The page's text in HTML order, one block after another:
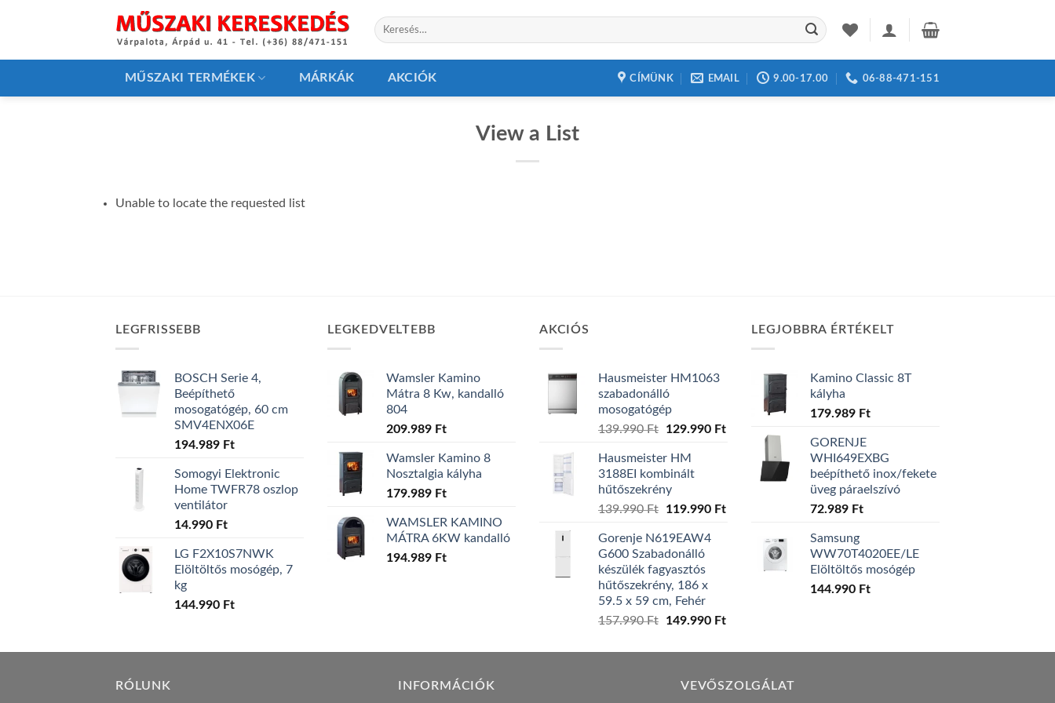
Keresés
a
MŰSZAKI TERMÉKEK MÁRKÁK AKCIÓK CÍMÜNK EMAIL 9.00-17.00 06-88-471-151
View a List
Unable to locate the requested list
LEGFRISSEBB
BOSCH Serie 4,
Beépíthető
mosogatógép, 60 cm
SMV4ENX06E
194.989 Ft
Somogyi Elektronic
Home TWFR78 oszlop
ventilátor
14.990 Ft
LG F2X10S7NWK
Elöltöltős mosógép, 7
kg
144.990 Ft
LEGKEDVELTEBB
Wamsler Kamino
Mátra 8 Kw, kandalló
804
209.989 Ft
Wamsler Kamino 8
Nosztalgia kályha
179.989 Ft
WAMSLER KAMINO
MÁTRA 6KW kandalló
194.989 Ft
AKCIÓS
Hausmeister HM1063
szabadonálló
mosogatógép
139.990Ft
Original
was:
139.990 Ft.
129.990 FtCurrent
129.990 Ft.
Hausmeister HM
3188EI kombinált
hűtőszekrény
139.990Ft
Original
was:
139.990 Ft.
119.990 FtCurrent
119.990 Ft.
Gorenje N619EAW4
G600 Szabadonálló
készülék fagyasztós
hűtőszekrény, 186 x
59.5 x 59 cm, Fehér
157.990Ft
Original
was:
149.990 FtCurrent
is:
LEGJOBBRA ÉRTÉKELT
Kamino Classic 8T
kályha
179.989 Ft
GORENJE
WHI649EXBG
beépíthető inox/fekete
üveg páraelszívó
72.989 Ft
Samsung
WW70T4020EE/LE
Elöltöltős mosógép
144.990 Ft
RÓLUNK INFORMÁCIÓK VEVŐSZOLGÁLAT